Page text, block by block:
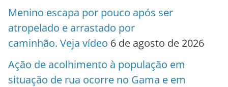
Menino escapa por pouco após ser
atropelado e arrastado por
caminhão. Veja vídeo 6 de agosto de 2026
Ação de acolhimento à população em
situação de rua ocorre no Gama e em